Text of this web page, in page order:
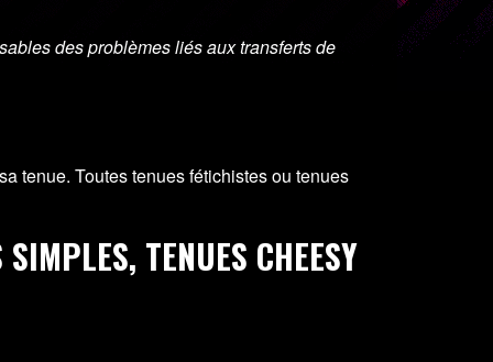
des problèmes liés aux transferts de
tenue. Toutes tenues fétichistes ou tenues
TENUES CHEESY